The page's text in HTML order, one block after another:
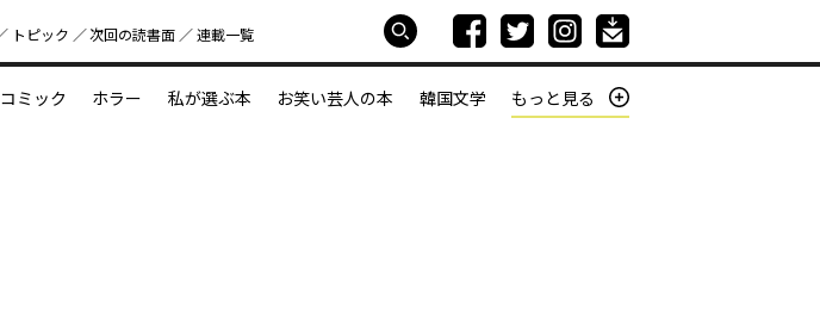
トピック 次回の読書⾯ 連載一覧
コミック ホラー 私が選ぶ本 お笑い芸人の本 韓国文学 もっと見る